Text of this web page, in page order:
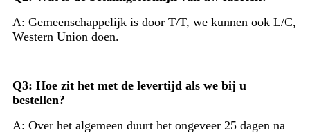
A: Gemeenschappelijk is door T/T, we kunnen ook L/C,
Western Union doen.
Q3: Hoe zit het met de levertijd als we bij u
bestellen?
A: Over het algemeen duurt het ongeveer 25 dagen na